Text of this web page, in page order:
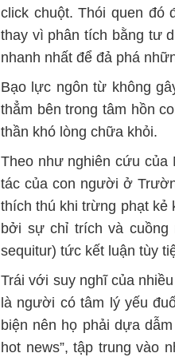
click chuột. Thói quen
thay vì phân tích bằng tư
nhanh nhất để đả phá
Bạo lực ngôn từ không
thẳm bên trong tâm hồn
thần khó lòng chữa khỏi.
Theo như nghiên cứu của
tác của con người ở
thích thú khi trừng phạt kẻ
bởi sự chỉ trích và cuồng
sequitur) tức kết luận tùy
Trái với suy nghĩ của
là người có tâm lý yếu
biện nên họ phải dựa
hot news”, tập trung vào